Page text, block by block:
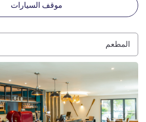
موقف السيارات
المطعم
راجع التفاصيل